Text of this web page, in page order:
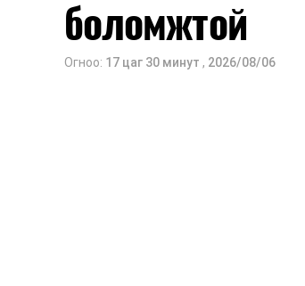
боломжтой
Огноо: 17 цаг 30 минут , 2026/08/06